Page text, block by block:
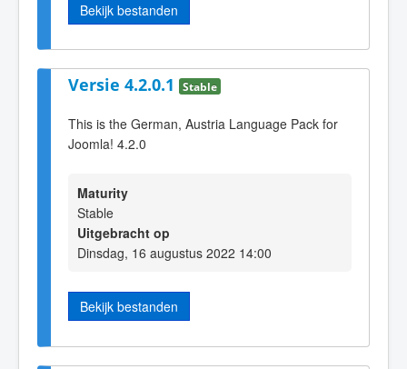
Bekijk bestanden
Versie 4.2.0.1 Stable
This is the German, Austria Language Pack for
Joomla! 4.2.0
Maturity
Stable
Uitgebracht op
Dinsdag, 16 augustus 2022 14:00
Bekijk bestanden